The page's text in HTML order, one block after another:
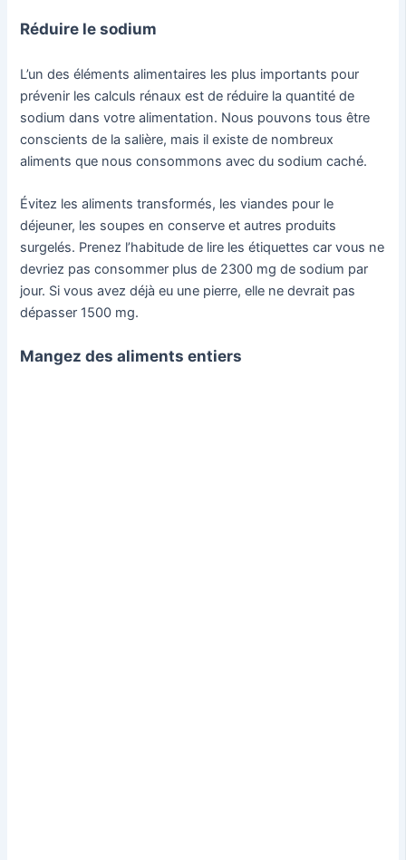
Réduire le sodium
L’un des éléments alimentaires les plus importants pour
prévenir les calculs rénaux est de réduire la quantité de
sodium dans votre alimentation. Nous pouvons tous être
conscients de la salière, mais il existe de nombreux
aliments que nous consommons avec du sodium caché.
Évitez les aliments transformés, les viandes pour le
déjeuner, les soupes en conserve et autres produits
surgelés. Prenez l’habitude de lire les étiquettes car vous ne
devriez pas consommer plus de 2300 mg de sodium par
jour. Si vous avez déjà eu une pierre, elle ne devrait pas
dépasser 1500 mg.
Mangez des aliments entiers